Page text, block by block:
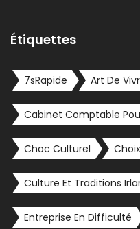
Étiquettes
7sRapide Art De
Cabinet Comptable
Choc Culturel
Culture Et Traditions
Entreprise En Difficulté